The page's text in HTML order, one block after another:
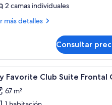
2 camas individuales
más detalles
Consultar
de noche, escritorio y una silla. Se
5 Favorite Club Suite Frontal
67 m²